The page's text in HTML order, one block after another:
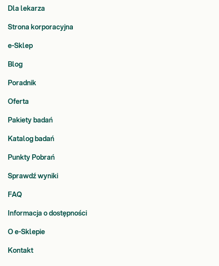
Dla lekarza
Strona korporacyjna
e-Sklep
Blog
Poradnik
Oferta
Pakiety badań
Katalog badań
Punkty Pobrań
Sprawdź wyniki
FAQ
Informacja o dostępności
O e-Sklepie
Kontakt